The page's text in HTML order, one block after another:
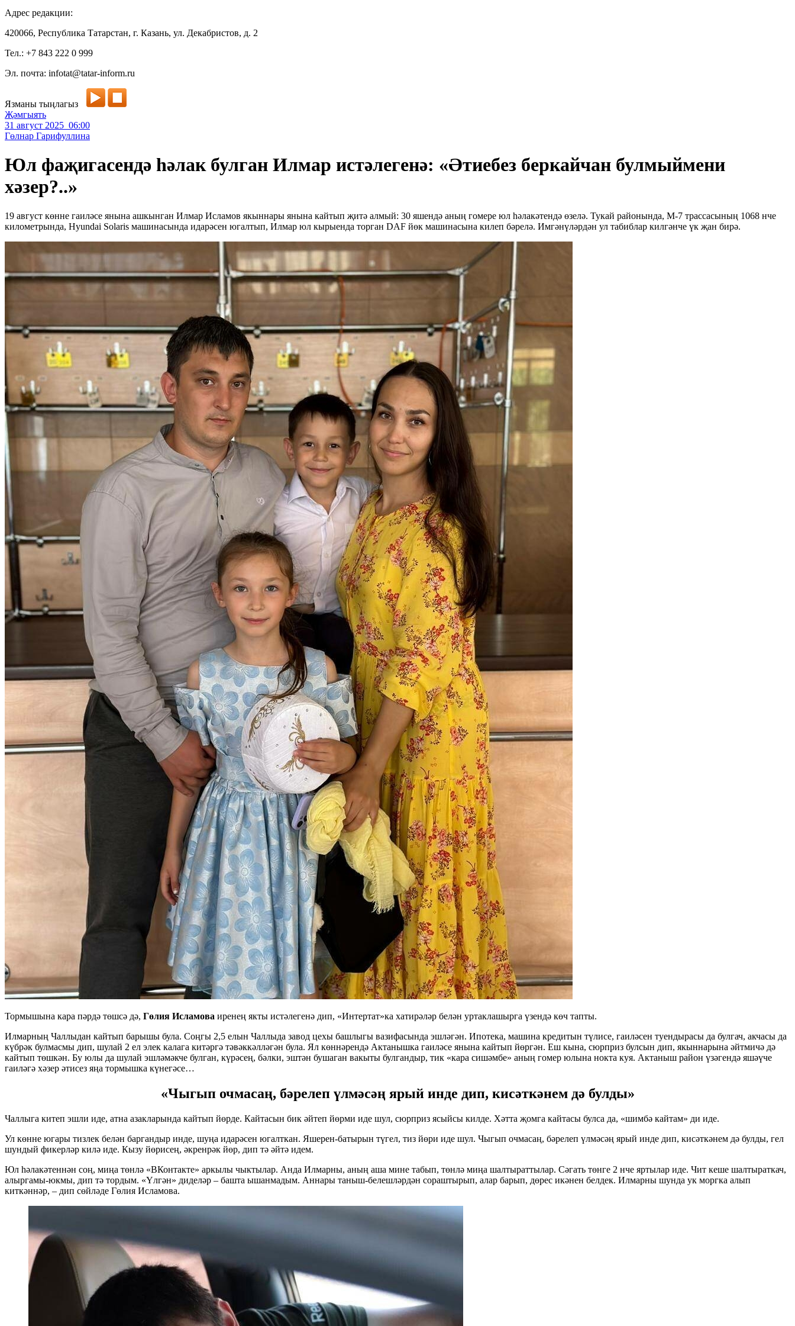
Адрес редакции:
420066, Республика Татарстан, г. Казань, ул. Декабристов, д. 2
Тел.: +7 843 222 0 999
Эл. почта: infotat@tatar-inform.ru
Язманы тыңлагыз
Җәмгыять
31 август 2025 06:00
Гөлнар Гарифуллина
Юл фаҗигасендә һәлак булган Илмар истәлегенә: «Әтиебез беркайчан булмыймени
хәзер?..»
19 август көнне гаиләсе янына ашкынган Илмар Исламов якыннары янына кайтып җитә алмый: 30 яшендә аның гомере юл һәлакәтендә өзелә. Тукай районында, М-7 трассасының 1068 нче
километрында, Hyundai Solaris машинасында идарәсен югалтып, Илмар юл кырыенда торган DAF йөк машинасына килеп бәрелә. Имгәнүләрдән ул табиблар килгәнче үк җан бирә.
Тормышына кара пәрдә төшсә дә, Гөлия Исламова иренең якты истәлегенә дип, «Интертат»ка хатирәләр белән уртаклашырга үзендә көч тапты.
Илмарның Чаллыдан кайтып барышы була. Соңгы 2,5 елын Чаллыда завод цехы башлыгы вазифасында эшләгән. Ипотека, машина кредитын түлисе, гаиләсен туендырасы да булгач, акчасы да
күбрәк булмасмы дип, шулай 2 ел элек калага китәргә тәвәккәлләгән була. Ял көннәрендә Актанышка гаиләсе янына кайтып йөргән. Еш кына, сюрприз булсын дип, якыннарына әйтмичә дә
кайтып төшкән. Бу юлы да шулай эшләмәкче булган, күрәсең, бәлки, эштән бушаган вакыты булгандыр, тик «кара сишәмбе» аның гомер юлына нокта куя. Актаныш район үзәгендә яшәүче
гаиләгә хәзер әтисез яңа тормышка күнегәсе…
«Чыгып очмасаң, бәрелеп үлмәсәң ярый инде дип, кисәткәнем дә булды»
Чаллыга китеп эшли иде, атна азакларында кайтып йөрде. Кайтасын бик әйтеп йөрми иде шул, сюрприз ясыйсы килде. Хәтта җомга кайтасы булса да, «шимбә кайтам» ди иде.
Ул көнне югары тизлек белән баргандыр инде, шуңа идарәсен югалткан. Яшерен-батырын түгел, тиз йөри иде шул. Чыгып очмасаң, бәрелеп үлмәсәң ярый инде дип, кисәткәнем дә булды, гел
шундый фикерләр килә иде. Кызу йөрисең, әкренрәк йөр, дип тә әйтә идем.
Юл һәлакәтеннән соң, миңа төнлә «ВКонтакте» аркылы чыктылар. Анда Илмарны, аның аша мине табып, төнлә миңа шалтыраттылар. Сәгать төнге 2 нче яртылар иде. Чит кеше шалтыраткач,
алыргамы-юкмы, дип тә тордым. «Үлгән» диделәр – башта ышанмадым. Аннары таныш-белешләрдән сораштырып, алар барып, дөрес икәнен белдек. Илмарны шунда ук моргка алып
киткәннәр, – дип сөйләде Гөлия Исламова.